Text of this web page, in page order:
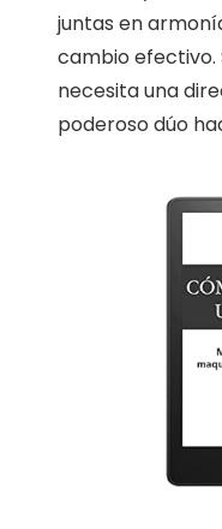
juntas en
cambio efectivo.
necesita una
poderoso dúo